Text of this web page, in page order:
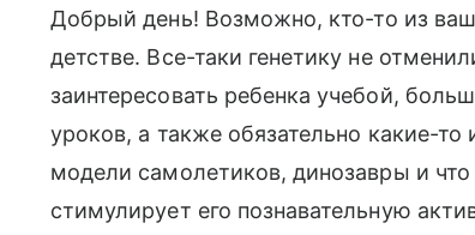
Добрый день! Возможно, кто-то из
детстве. Все-таки генетику не
заинтересовать ребенка учебой,
уроков, а также обязательно какие-
модели самолетиков, динозавры и что
стимулирует его познавательную